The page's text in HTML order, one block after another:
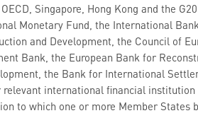
Singapore, Hong Kong and the
Monetary Fund, the International
and Development, the Council of
Bank, the European Bank for
the Bank for International
relevant international financial institution
to which one or more Member States